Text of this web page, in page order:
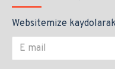
Websitemize